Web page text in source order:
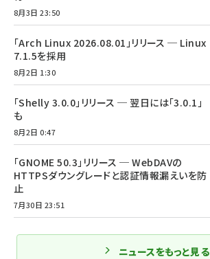
8月3日 23:50
「Arch Linux 2026.08.01」リリース ─ Linux
7.1.5を採用
8月2日 1:30
「Shelly 3.0.0」リリース ─ 翌日には「3.0.1」
も
8月2日 0:47
「GNOME 50.3」リリース ─ WebDAVの
HTTPSダウングレードと認証情報漏えいを防
止
7月30日 23:51
ニュースをもっと見る